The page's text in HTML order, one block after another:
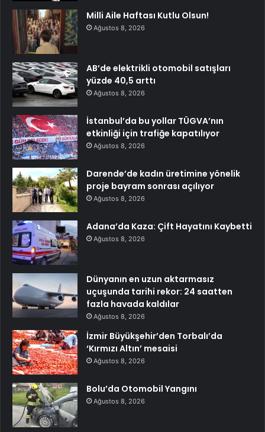
Milli Aile Haftası Kutlu Olsun!
Ağustos 8, 2026
AB’de elektrikli otomobil satışları
yüzde 40,5 arttı
Ağustos 8, 2026
İstanbul’da bu yollar TÜGVA’nın
etkinliği için trafiğe kapatılıyor
Ağustos 8, 2026
Darende’de kadın üretimine yönelik
proje bayram sonrası açılıyor
Ağustos 8, 2026
Adana’da Kaza: Çift Hayatını Kaybetti
Ağustos 8, 2026
Dünyanın en uzun aktarmasız
uçuşunda tarihi rekor: 24 saatten
fazla havada kaldılar
Ağustos 8, 2026
İzmir Büyükşehir’den Torbalı’da
‘Kırmızı Altın’ mesaisi
Ağustos 8, 2026
Bolu’da Otomobil Yangını
Ağustos 8, 2026